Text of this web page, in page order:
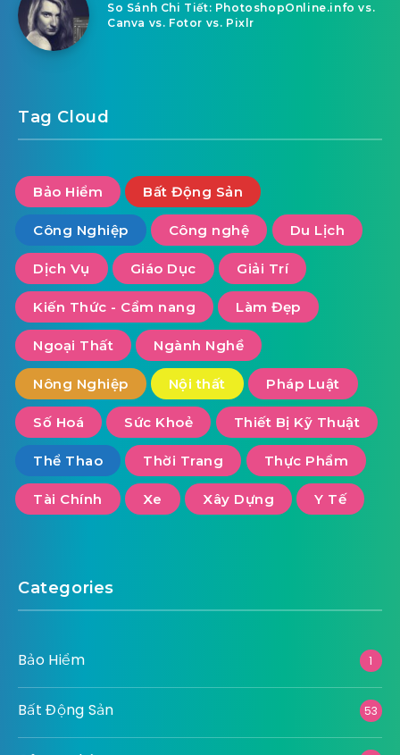
So Sánh Chi Tiết: PhotoshopOnline.info vs.
Canva vs. Fotor vs. Pixlr
Tag Cloud
Bảo Hiểm Bất Động Sản
Công Nghiệp Công nghệ Du Lịch
Dịch Vụ Giáo Dục Giải Trí
Kiến Thức - Cẩm nang Làm Đẹp
Ngoại Thất Ngành Nghề
Nông Nghiệp Nội thất Pháp Luật
Số Hoá Sức Khoẻ Thiết Bị Kỹ Thuật
Thể Thao Thời Trang Thực Phẩm
Tài Chính Xe Xây Dựng Y Tế
Categories
Bảo Hiểm 1
Bất Động Sản 53